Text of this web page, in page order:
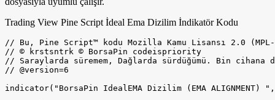
Trading View Pine Script İdeal Ema Dizilim İndikatör Kodu
// Bu, Pine Script™ kodu Mozilla Kamu Lisansı 2.0 (MPL-2.0) altında lisanslandı
// © krstsntrk © BorsaPin codeispriority
// Saraylarda süremem, Dağlarda sürdüğümü. Bin cihana değişmem Şu öksüz Türk'lüğümü... Atsız
// @version=6

indicator("BorsaPin IdealEMA Dizilim (EMA ALIGNMENT) ", shorttitle="BorsaPin IdealEMA Dizilim (EMA ALIGNMENT)", overlay=true)

// Ayarlar
show_table = input.bool(true, "Tabloyu Göster", group="Görünüm")
table_position = input.string("Sağ Alt", "Tablo Konumu", options=["Sol Üst", "Orta Üst", "Sağ Üst", "Sol Orta", "Tam Orta", "Sağ Orta", "Sol Alt", "Orta Alt", "Sağ Alt"], group="Görünüm")
table_size = input.string("Küçük", "Tablo Boyutu", options=["Çok Küçük", "Küçük", "Normal", "Büyük"], group="Görünüm")
show_ema_lines = input.bool(true, "EMA Cizgilerini Goster", group="EMA Ayarlari")
show_background = input.bool(true, "Arka Plan Renklerini Goster", group="EMA Ayarlari")

// EMA gorunurluk ayarlari
show_ema5 = input.bool(true, "EMA 5", inline="ema1", group="EMA Cizgileri")
show_ema8 = input.bool(true, "EMA 8", inline="ema1", group="EMA Cizgileri")
show_ema13 = input.bool(true, "EMA 13", inline="ema2", group="EMA Cizgileri")
show_ema21 = input.bool(true, "EMA 21", inline="ema2", group="EMA Cizgileri")
show_ema34 = input.bool(true, "EMA 34", inline="ema3", group="EMA Cizgileri")
show_ema55 = input.bool(true, "EMA 55", inline="ema3", group="EMA Cizgileri")
show_ema89 = input.bool(true, "EMA 89", inline="ema4", group="EMA Cizgileri")
show_ema144 = input.bool(true, "EMA 144", inline="ema4", group="EMA Cizgileri")
show_ema233 = input.bool(true, "EMA 233", inline="ema5", group="EMA Cizgileri")
show_ema370 = input.bool(true, "EMA 370", inline="ema5", group="EMA Cizgileri")

// EMA Periyodları (Python kodundaki ile aynı)
ema5 = ta.ema(close, 5)
ema8 = ta.ema(close, 8)
ema13 = ta.ema(close, 13)
ema21 = ta.ema(close, 21)
ema34 = ta.ema(close, 34)
ema55 = ta.ema(close, 55)
ema89 = ta.ema(close, 89)
ema144 = ta.ema(close, 144)
ema233 = ta.ema(close, 233)
ema370 = ta.ema(close, 370)

// EMA'ları dizi olarak tanımlama
ema_values = array.new<float>()
array.push(ema_values, ema5)
array.push(ema_values, ema8)
array.push(ema_values, ema13)
array.push(ema_values, ema21)
array.push(ema_values, ema34)
array.push(ema_values, ema55)
array.push(ema_values, ema89)
array.push(ema_values, ema144)
array.push(ema_values, ema233)
array.push(ema_values, ema370)

ema_periods = array.new<int>()
array.push(ema_periods, 5)
array.push(ema_periods, 8)
array.push(ema_periods, 13)
array.push(ema_periods, 21)
array.push(ema_periods, 34)
array.push(ema_periods, 55)
array.push(ema_periods, 89)
array.push(ema_periods, 144)
array.push(ema_periods, 233)
array.push(ema_periods, 370)

// İdeal Ema Dizilim hesaplama

// Dizilimin sirali olup olmadigini kontrol etme fonksiyonu
is_descending_order(ema_array) =>
    size = array.size(ema_array)
    is_desc = true
    for i = 0 to size - 2
        if array.get(ema_array, i) < array.get(ema_array, i + 1)
            is_desc := false
            break
    is_desc

is_ascending_order(ema_array) =>
    size = array.size(ema_array)
    is_asc = true
    for i = 0 to size - 2
        if array.get(ema_array, i) > array.get(ema_array, i + 1)
            is_asc := false
            break
    is_asc

// Maximum ve minimum EMA değerlerini bulma
max_ema = math.max(ema5, math.max(ema8, math.max(ema13, math.max(ema21, math.max(ema34, math.max(ema55, math.max(ema89, math.max(ema144, math.max(ema233, ema370)))))))))
min_ema = math.min(ema5, math.min(ema8, math.min(ema13, math.min(ema21, math.min(ema34, math.min(ema55, math.min(ema89, math.min(ema144, math.min(ema233, ema370)))))))))

// Ideal EMA dizilim kontrolu (Python kodumuzdaki mantik)
ideal_ema_status = ""
if close > max_ema and is_descending_order(ema_values)
    ideal_ema_status := "Ideal EMA Yukselis"
else if close < min_ema and is_ascending_order(ema_values)
    ideal_ema_status := "Ideal EMA Dusus"
else
    ideal_ema_status := "Ideal EMA Notr"

// Potansiyel olusum kontrolu
is_potential = close > min_ema and close < max_ema

// Sinyal degisimi tespiti
var string prev_status = ""
var int signal_bar = 0
var string signal_date = ""

if ideal_ema_status != prev_status
    prev_status := ideal_ema_status
    signal_bar := bar_index
    signal_date := str.tostring(year) + "-" + str.tostring(month, "00") + "-" + str.tostring(dayofmonth, "00")

// Görseller

// EMA cizgileri - sadece secilenleri goster
plot(show_ema_lines and show_ema5 ? ema5 : na, "EMA 5", color=color.new(color.red, 0), linewidth=1)
plot(show_ema_lines and show_ema8 ? ema8 : na, "EMA 8", color=color.new(color.orange, 0), linewidth=1)
plot(show_ema_lines and show_ema13 ? ema13 : na, "EMA 13", color=color.new(color.yellow, 0), linewidth=1)
plot(show_ema_lines and show_ema21 ? ema21 : na, "EMA 21", color=color.new(color.green, 0), linewidth=1)
plot(show_ema_lines and show_ema34 ? ema34 : na, "EMA 34", color=color.new(color.blue, 0), linewidth=1)
plot(show_ema_lines and show_ema55 ? ema55 : na, "EMA 55", color=color.new(color.purple, 0), linewidth=1)
plot(show_ema_lines and show_ema89 ? ema89 : na, "EMA 89", color=color.new(color.gray, 0), linewidth=1)
plot(show_ema_lines and show_ema144 ? ema144 : na, "EMA 144", color=color.new(color.maroon, 0), linewidth=1)
plot(show_ema_lines and show_ema233 ? ema233 : na, "EMA 233", color=color.new(color.navy, 0), linewidth=1)
plot(show_ema_lines and show_ema370 ? ema370 : na, "EMA 370", color=color.new(color.black, 0), linewidth=2)

// Sinyal noktalarini isaretleme - sadece secildiginde goster
signal_color = show_background ? (ideal_ema_status == "Ideal EMA Yukselis" ? color.new(color.green, 90) : ideal_ema_status == "Ideal EMA Dusus" ? color.new(color.red, 90) :  is_potential ? color.new(color.yellow, 95) : na) : na

bgcolor(signal_color)

// Tablo
if show_table and barstate.islast
    // Tablo pozisyonunu dinamik olarak ayarlama
    table_pos = table_position == "Sol Üst" ? position.top_left : table_position == "Orta Üst" ? position.top_center : table_position == "Sağ Üst" ? position.top_right :  table_position == "Sol Orta" ? position.middle_left : table_position == "Tam Orta" ? position.middle_center : table_position == "Sağ Orta" ? position.middle_right :  table_position == "Sol Alt" ? position.bottom_left : table_position == "Orta Alt" ? position.bottom_center : position.bottom_right


    t_size = table_size == "Çok Küçük" ? size.tiny :  table_size == "Küçük" ? size.small : table_size == "Büyük" ? size.large :  size.normal
    
    // Ana tablo olusturma
    info_table = table.new(table_pos, 3, 15, bgcolor=color.new(color.white, 0), border_width=2, border_color=color.new(color.gray, 0))